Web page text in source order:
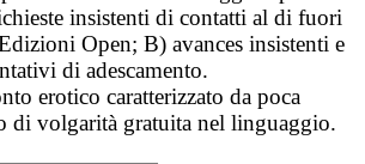
insistenti di contatti al di fuori
Open; B) avances insistenti e
di adescamento.
erotico caratterizzato da poca
di volgarità gratuita nel linguaggio.